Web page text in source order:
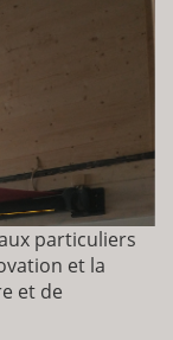
particuliers
et la
et de